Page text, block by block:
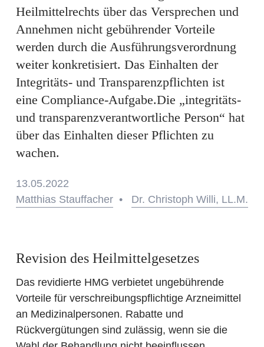
Heilmittelrechts über das Versprechen und
Annehmen nicht gebührender Vorteile
werden durch die Ausführungsverordnung
weiter konkretisiert. Das Einhalten der
Integritäts- und Transparenzpflichten ist
eine Compliance-Aufgabe.Die „integritäts-
und transparenzverantwortliche Person“ hat
über das Einhalten dieser Pflichten zu
wachen.
13.05.2022
Matthias Stauffacher • Dr. Christoph Willi, LL.M.
Revision des Heilmittelgesetzes
Das revidierte HMG verbietet ungebührende
Vorteile für verschreibungspflichtige Arzneimittel
an Medizinalpersonen. Rabatte und
Rückvergütungen sind zulässig, wenn sie die